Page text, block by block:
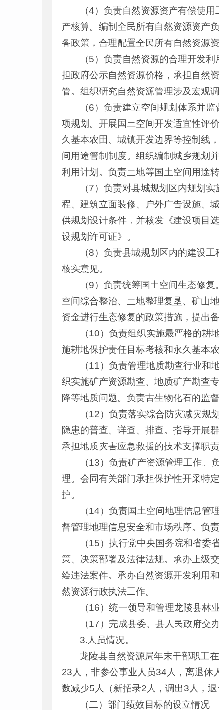
（4）负责自然资源资产有偿使
产核算。编制全民所有自然资源资产
备政策，合理配置全民所有自然资源
（5）负责自然资源的合理开发
担政府公示自然资源价格，承担自然
管。组织研究自然资源管理涉及宏观
（6）负责建立空间规划体系并
项规划。开展国土空间开发适宜性评
久基本农田、城镇开发边界等控制线
间用途管制制度。组织编制城乡规划
利用计划。负责土地等国土空间用途
（7）负责对县城规划区内规划
程、建筑立面装修、户外广告设施、
供规划设计条件，并核发《建设项目
设规划许可证》。
（8）负责县城规划区内的建设
核实意见。
（9）负责统筹国土空间生态修
空间综合整治、土地整理复垦、矿山
资金进行生态修复的政策措施，提出
（10）负责组织实施最严格的
施耕地保护责任目标考核和永久基本
（11）负责管理地质勘查行业
织实施矿产资源勘查、地质矿产勘查
降等地质问题。负责古生物化石的监
（12）负责落实综合防灾减灾
隐患的普查、详查、排查。指导开展
承担地质灾害应急救援的技术支撑职
（13）负责矿产资源管理工作
理。会同有关部门承担保护性开采特
护。
（14）负责国土空间地理信息
督管理地理信息安全和市场秩序。负
（15）执行党中央国务院和省
策、决策部署及法律法规。承办上级
绘违法案件。承办自然资源开发利用
然资源行政执法工作。
（16）统一领导和管理龙陵县林
（17）完成县委、县人民政府交
3.人员情况。
龙陵县自然资源局年末干部职工
23人，非参公事业人员34人，离退休
数减少5人（新招录2人，调出3人，
（二）部门绩效目标的设立情况